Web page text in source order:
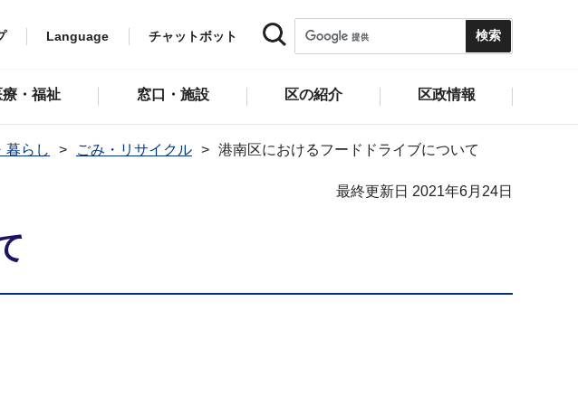
Language チャットボット
・福祉 窓口・施設 区の紹介 区政情報
暮らし ごみ・リサイクル 港南区におけるフードドライブについて
最終更新日 2021年6月24日